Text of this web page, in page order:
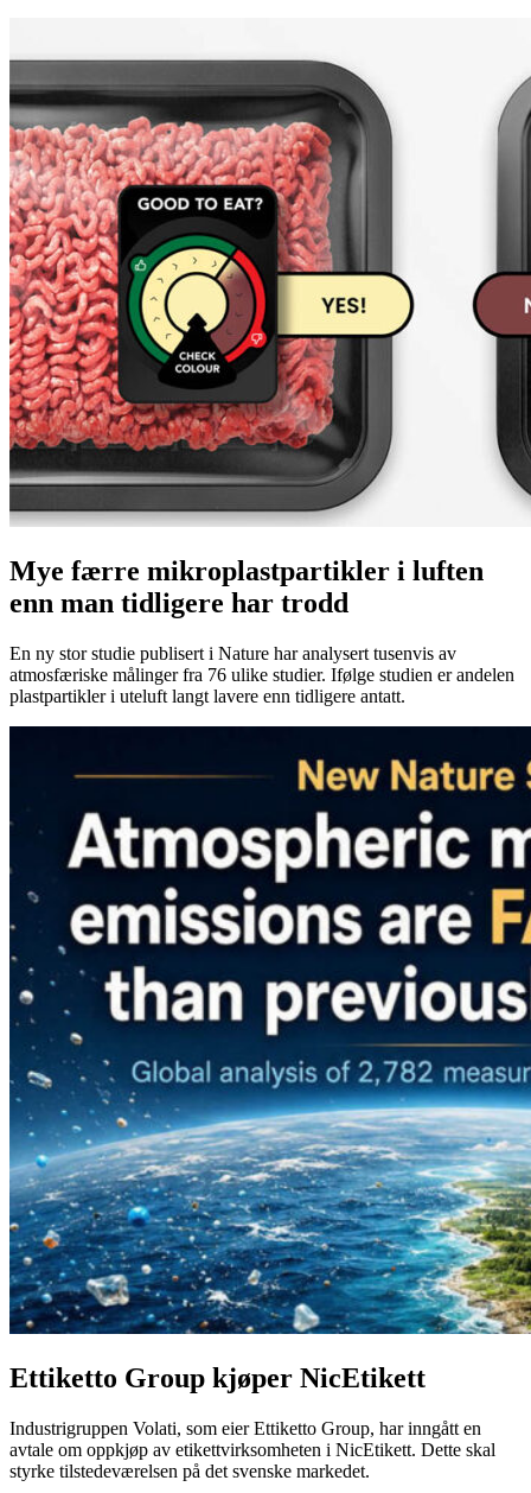
Mye færre mikroplastpartikler i luften
enn man tidligere har trodd
En ny stor studie publisert i Nature har analysert tusenvis av
atmosfæriske målinger fra 76 ulike studier. Ifølge studien er andelen
plastpartikler i uteluft langt lavere enn tidligere antatt.
Ettiketto Group kjøper NicEtikett
Industrigruppen Volati, som eier Ettiketto Group, har inngått en
avtale om oppkjøp av etikettvirksomheten i NicEtikett. Dette skal
styrke tilstedeværelsen på det svenske markedet.